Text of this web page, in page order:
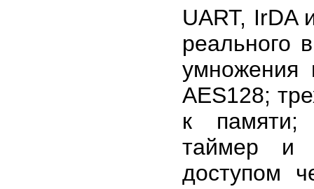
UART, IrDA
реального
умножения
AES128;
к памяти;
таймер и
доступом